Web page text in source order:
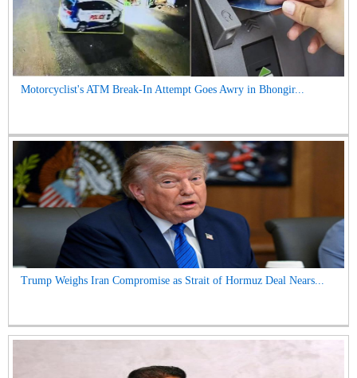
Motorcyclist's ATM Break-In Attempt Goes Awry in Bhongir...
Trump Weighs Iran Compromise as Strait of Hormuz Deal Nears...